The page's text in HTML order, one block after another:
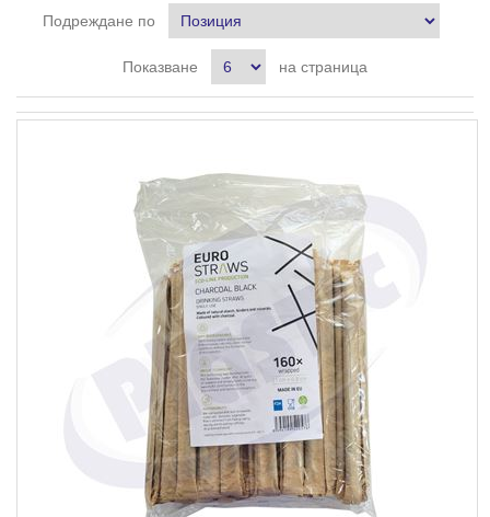
Подреждане по
Показване на страница